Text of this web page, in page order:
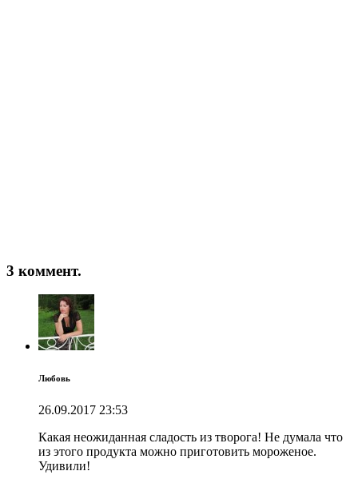
3 коммент.
Любовь
26.09.2017 23:53
Какая неожиданная сладость из творога! Не думала что
из этого продукта можно приготовить мороженое.
Удивили!